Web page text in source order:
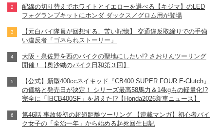
配線の切り替えでホワイトとイエローを選べる【キジマ】のLED
フォグランプキットにホンダ ダックス／グロム用が登場
【元白バイ隊員が回想する、苦い記憶】 交通違反取締りでの手強
い違反者「ゴネられストーリー」
大阪・泉佐野を西のバイクの聖地にしたい!? さおりんツーリング
開催！【奥沙織のバイク日和第３回】
【公式】新型400ccネイキッド『CB400 SUPER FOUR E-Clutch』
の価格と発売日が決定！ シリーズ最高58馬力＆14kgもの軽量化!?
完全に「旧CB400SF」を超えた!?【Honda2026新車ニュース】
第46話 事故後初の超短距離ツーリング 【連載マンガ】初心者バイ
ク女子の「全治一年」から始める起死回生日記